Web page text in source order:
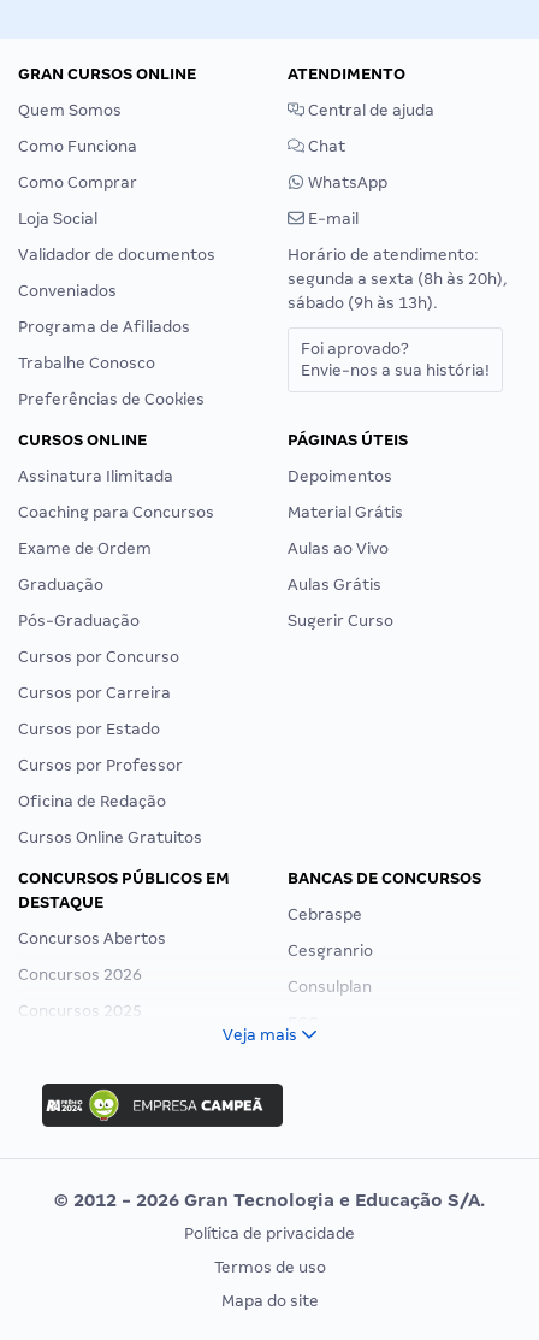
GRAN CURSOS ONLINE
Quem Somos
Como Funciona
Como Comprar
Loja Social
Validador de documentos
Conveniados
Programa de Afiliados
Trabalhe Conosco
Preferências de Cookies
ATENDIMENTO
Central de ajuda
Chat
WhatsApp
E-mail
Horário de atendimento:
segunda a sexta (8h às 20h),
sábado (9h às 13h).
Foi aprovado?
Envie-nos a sua história!
CURSOS ONLINE
Assinatura Ilimitada
Coaching para Concursos
Exame de Ordem
Graduação
Pós-Graduação
Cursos por Concurso
Cursos por Carreira
Cursos por Estado
Cursos por Professor
Oficina de Redação
Cursos Online Gratuitos
PÁGINAS ÚTEIS
Depoimentos
Material Grátis
Aulas ao Vivo
Aulas Grátis
Sugerir Curso
CONCURSOS PÚBLICOS EM
DESTAQUE
Concursos Abertos
Concursos 2026
Concursos 2025
Concurso Ibama
Concurso MPU
Editais publicados
BANCAS DE CONCURSOS
Cebraspe
Cesgranrio
Consulplan
Vunesp
CONCURSOS POR PROFISSÃO
EXAME DE ORDEM
Veja mais
© 2012 - 2026 Gran Tecnologia e Educação S/A.
Política de privacidade
Termos de uso
Mapa do site